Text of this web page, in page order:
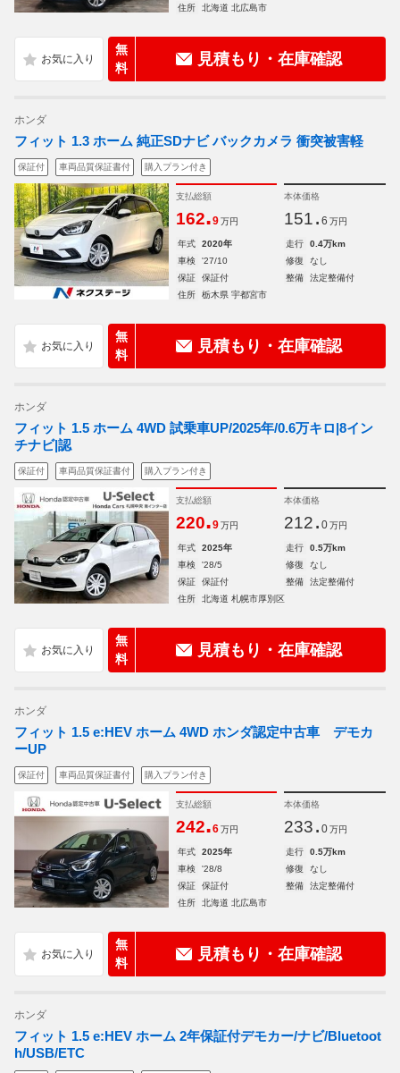
住所 北海道 北広島市
無
料
見積もり・在庫確認
ホンダ
フィット 1.3 ホーム 純正SDナビ バックカメラ 衝突被害軽
保証付 車両品質保証書付 購入プラン付き
支払総額
162.9 万円
本体価格
151. 6 万円
年式 2020年 走行
0.4万km
車検
'27/10 修復
なし
保証
保証付 整備
法定整備付
住所
栃木県 宇都宮市
無
料
見積もり・在庫確認
ホンダ
フィット 1.5 ホーム 4WD 試乗車UP/2025年/0.6万キロ|8イン
チナビ|認
保証付 車両品質保証書付 購入プラン付き
支払総額
220.9 万円
本体価格
212. 0 万円
年式 2025年 走行
0.5万km
車検
'28/5 修復
なし
保証
保証付 整備
法定整備付
住所
北海道 札幌市厚別区
無
料
見積もり・在庫確認
ホンダ
フィット 1.5 e:HEV ホーム 4WD ホンダ認定中古車 デモカ
ーUP
保証付 車両品質保証書付 購入プラン付き
支払総額
242.6 万円
本体価格
233. 0 万円
年式 2025年 走行
0.5万km
車検
'28/8 修復
なし
保証
保証付 整備
法定整備付
住所
北海道 北広島市
無
料
見積もり・在庫確認
ホンダ
フィット 1.5 e:HEV ホーム 2年保証付デモカー/ナビ/Bluetoot
h/USB/ETC